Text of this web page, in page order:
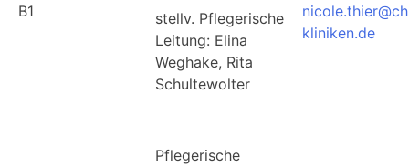
B1
stellv. Pflegerische
Leitung: Elina
Weghake, Rita
Schultewolter
kliniken.de
Pflegerische